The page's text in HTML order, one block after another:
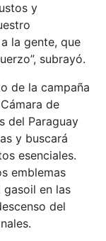
y
la gente, que
subrayó.
de la campaña
de
del Paraguay
y buscará
esenciales.
emblemas
en las
del